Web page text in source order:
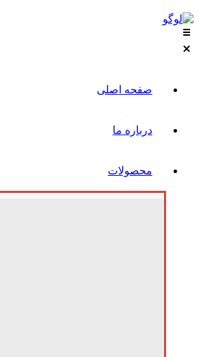
صفحه اصلی
درباره ما
محصولات